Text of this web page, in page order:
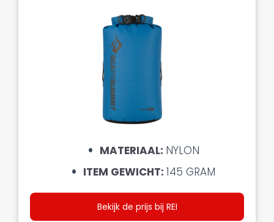
MATERIAAL: NYLON
ITEM GEWICHT: 145 GRAM
Bekijk de prijs bij REI